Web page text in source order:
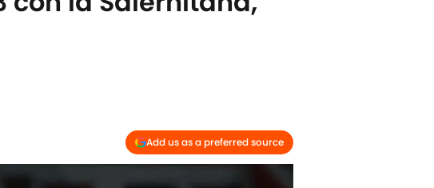
Add us as a preferred source